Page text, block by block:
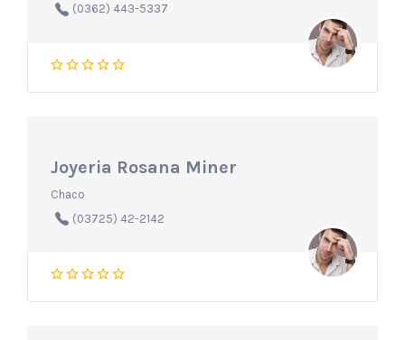
(0362) 443-5337
Joyeria Rosana Miner
Chaco
(03725) 42-2142